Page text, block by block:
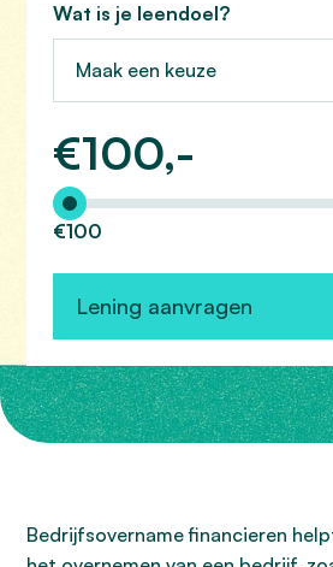
Wat is je leendoel?
Maak een keuze
€100,-
Hoeveel wilt u lenen?
€100
Lening aanvragen
Bedrijfsovername financieren